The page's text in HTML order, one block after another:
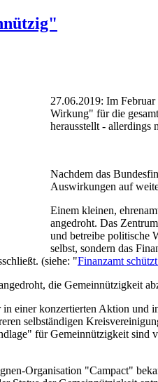
27.06.2019: Im
Wirkung" für die
herausstellt - allerdings
Nachdem das
Auswirkungen auf
Einem kleinen,
angedroht. Das
und betreibe politische
selbst, sondern das
(siehe: "Finanzamt
die Gemeinnützigkeit
einer konzertierten Aktion und
selbständigen
für Gemeinnützigkeit
Organisation "Campact"